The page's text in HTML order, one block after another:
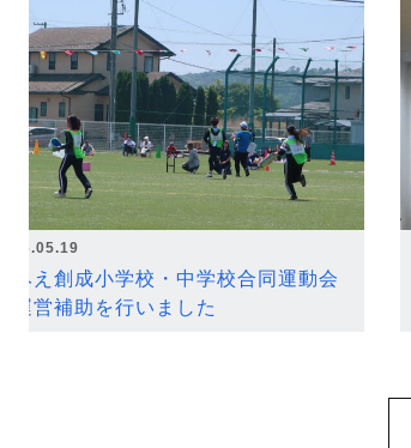
2026.05.19
なみえ創成小学校・中学校合同運動会
の運営補助を行いました